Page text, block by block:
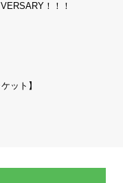
！！！
ット】